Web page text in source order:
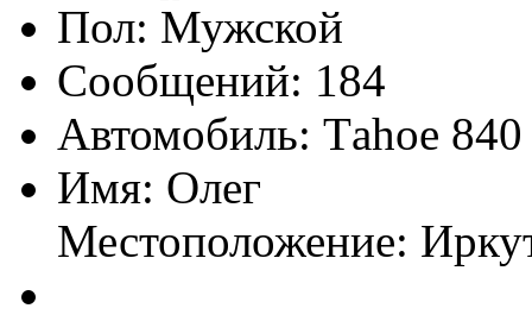
Пол:
Сообщений: 184
Автомобиль: Тahoe
Имя: Олег
Местоположение: